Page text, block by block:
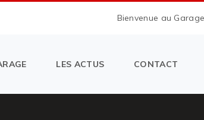
Bienvenue au
LES ACTUS CONTACT